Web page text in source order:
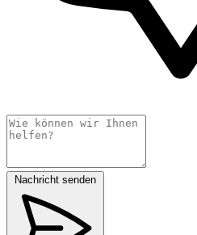
Nachricht senden